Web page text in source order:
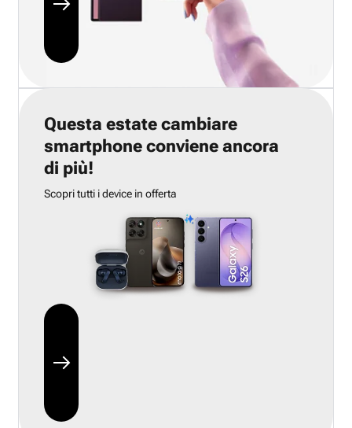
Questa estate cambiare
smartphone conviene ancora
di più!
Scopri tutti i device in offerta